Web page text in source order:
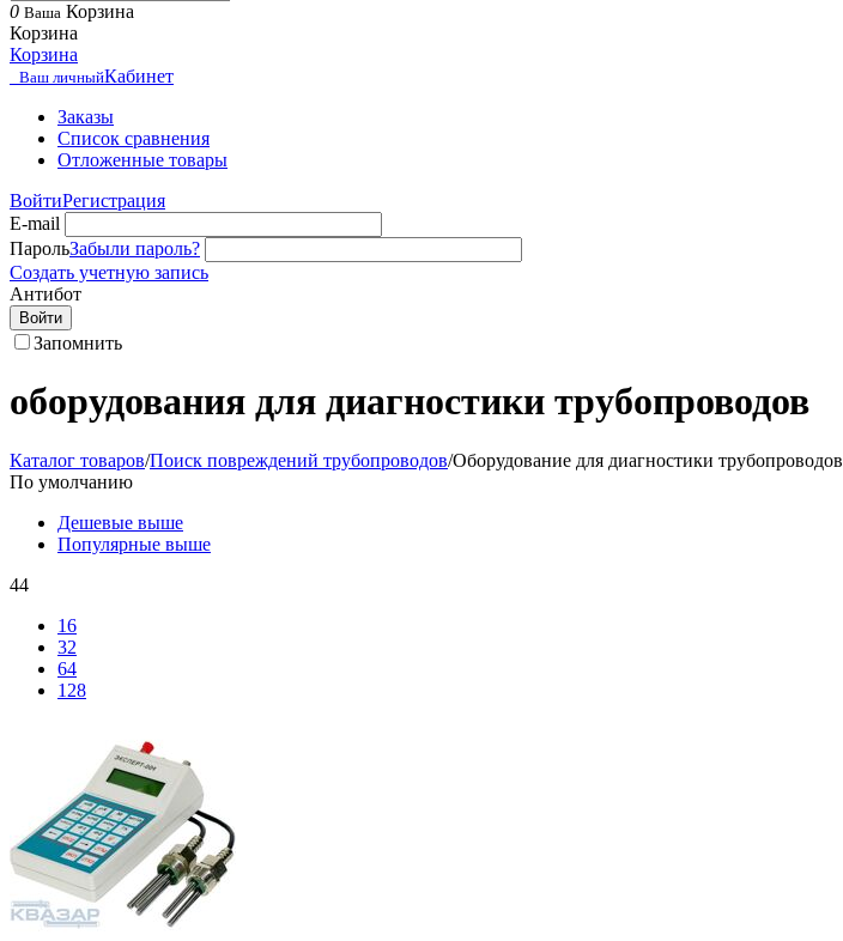
0 Ваша Корзина
Корзина
Корзина
Ваш личныйКабинет
Заказы
Список сравнения
Отложенные товары
ВойтиРегистрация
E-mail
ПарольЗабыли пароль?
Создать учетную запись
Антибот
Войти
Запомнить
оборудования для диагностики трубопроводов
Каталог товаров/Поиск повреждений трубопроводов/Оборудование для диагностики трубопроводов
По умолчанию
Дешевые выше
Популярные выше
44
16
32
64
128